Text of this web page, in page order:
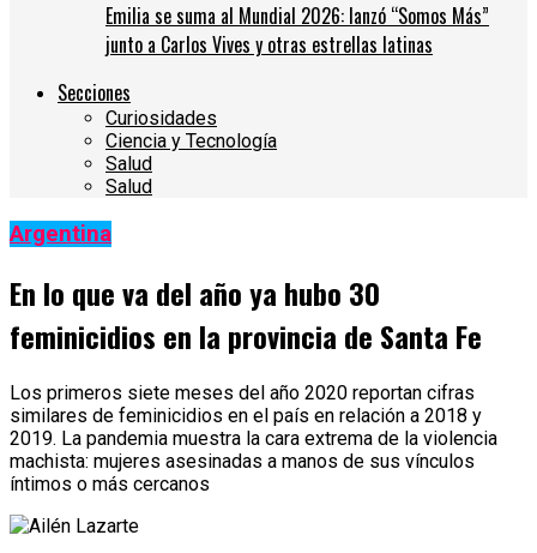
Emilia se suma al Mundial 2026: lanzó “Somos Más”
junto a Carlos Vives y otras estrellas latinas
Secciones
Curiosidades
Ciencia y Tecnología
Salud
Salud
Argentina
En lo que va del año ya hubo 30
feminicidios en la provincia de Santa Fe
Los primeros siete meses del año 2020 reportan cifras
similares de feminicidios en el país en relación a 2018 y
2019. La pandemia muestra la cara extrema de la violencia
machista: mujeres asesinadas a manos de sus vínculos
íntimos o más cercanos